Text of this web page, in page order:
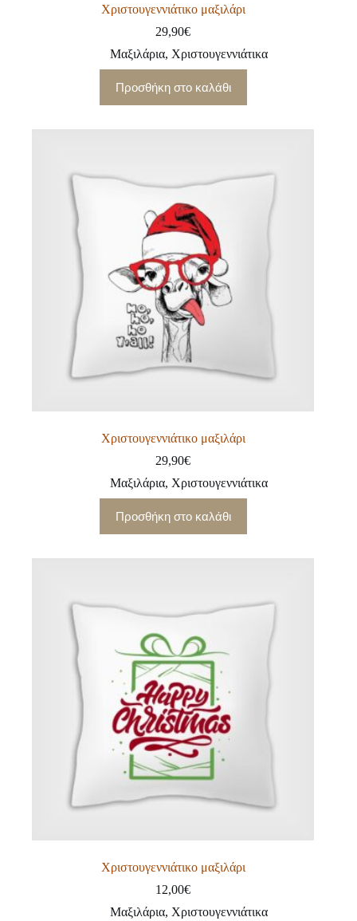
Χριστουγεννιάτικο μαξιλάρι
29,90€
Μαξιλάρια, Χριστουγεννιάτικα
Προσθήκη στο καλάθι
Χριστουγεννιάτικο μαξιλάρι
29,90€
Μαξιλάρια, Χριστουγεννιάτικα
Προσθήκη στο καλάθι
Χριστουγεννιάτικο μαξιλάρι
12,00€
Μαξιλάρια, Χριστουγεννιάτικα